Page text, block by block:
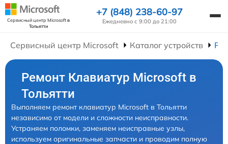
Сервисный центр Microsoftв
Тольятти
+7 (848) 238-60-97
Ежедневно с 9:00 до 21:00
Сервисный центр Microsoft Каталог устройств
Ремонт Клавиатур Microsoft в
Тольятти
Выполняем ремонт клавиатур Microsoft в Тольятти
независимо от модели и сложности неисправности.
Устраняем поломки, заменяем неисправные узлы,
используем оригинальные запчасти и проводим полную